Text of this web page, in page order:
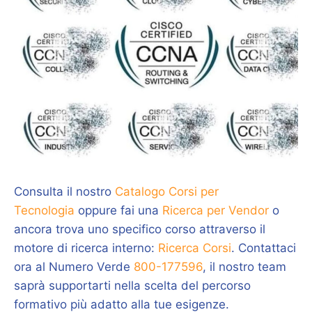
Consulta il nostro Catalogo Corsi per
Tecnologia oppure fai una Ricerca per Vendor o
ancora trova uno specifico corso attraverso il
motore di ricerca interno: Ricerca Corsi. Contattaci
ora al Numero Verde 800-177596, il nostro team
saprà supportarti nella scelta del percorso
formativo più adatto alla tue esigenze.